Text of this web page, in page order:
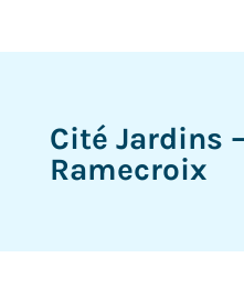
Cité Jardins
Ramecroix